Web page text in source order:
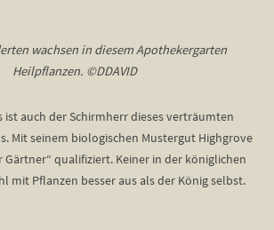
wachsen in diesem Apothekergarten
Heilpflanzen. ©DDAVID
ist auch der Schirmherr dieses verträumten
Mit seinem biologischen Mustergut Highgrove
Gärtner“ qualifiziert. Keiner in der königlichen
mit Pflanzen besser aus als der König selbst.